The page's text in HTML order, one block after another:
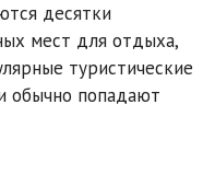
десятки
мест для отдыха,
туристические
обычно попадают